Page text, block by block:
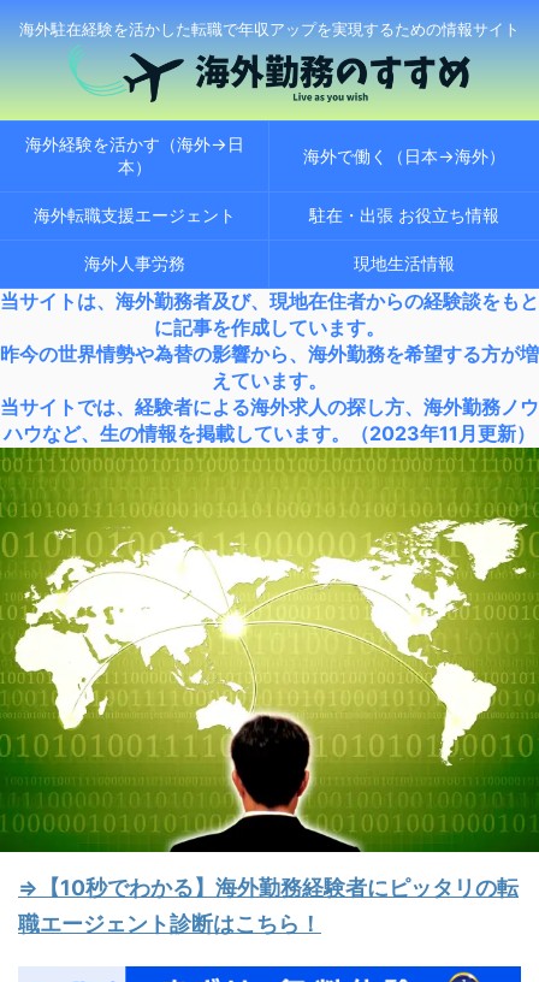
海外駐在経験を活かした転職で年収アップを実現するための情報サイト
海外経験を活かす（海外→日
本）
海外で働く（日本→海外）
海外転職支援エージェント 駐在・出張 お役立ち情報
海外人事労務 現地生活情報
当サイトは、海外勤務者及び、現地在住者からの経験談をもと
に記事を作成しています。
昨今の世界情勢や為替の影響から、海外勤務を希望する方が増
えています。
当サイトでは、経験者による海外求人の探し方、海外勤務ノウ
ハウなど、生の情報を掲載しています。（2023年11月更新）
⇒【10秒でわかる】海外勤務経験者にピッタリの転
職エージェント診断はこちら！